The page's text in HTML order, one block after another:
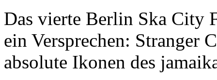
Das vierte Berlin Ska City
ein Versprechen: Stranger
absolute Ikonen des